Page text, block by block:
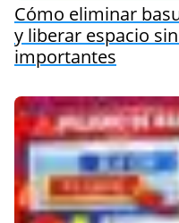
Cómo eliminar
y liberar espacio
importantes